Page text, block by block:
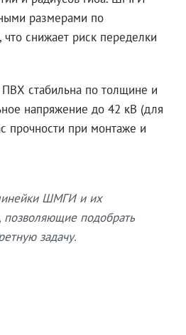
размерами по
что снижает риск переделки
ПВХ стабильна по толщине и
напряжение до 42 кВ (для
прочности при монтаже и
ШМГИ и их
подобрать
задачу.